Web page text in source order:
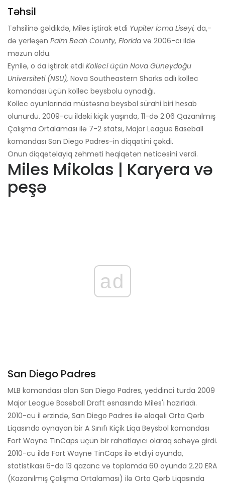
Təhsil
Təhsilinə gəldikdə, Miles iştirak etdi Yupiter İcma Liseyi, da,-
də yerləşən Palm Beah County, Florida və 2006-cı ildə
məzun oldu.
Eynilə, o da iştirak etdi Kolleci üçün Nova Güneydoğu
Universiteti (NSU), Nova Southeastern Sharks adlı kollec
komandası üçün kollec beysbolu oynadığı.
Kollec oyunlarında müstəsna beysbol sürahi biri hesab
olunurdu. 2009-cu ildəki kiçik yaşında, 11-də 2.06 Qazanılmış
Çalışma Ortalaması ilə 7-2 statsı, Major League Baseball
komandası San Diego Padres-in diqqətini çəkdi.
Onun diqqətəlayiq zəhməti həqiqətən nəticəsini verdi.
Miles Mikolas | Karyera və
peşə
ad
San Diego Padres
MLB komandası olan San Diego Padres, yeddinci turda 2009
Major League Baseball Draft əsnasında Miles'ı hazırladı.
2010-cu il ərzində, San Diego Padres ilə əlaqəli Orta Qərb
Liqasında oynayan bir A Sınıfı Kiçik Liqa Beysbol komandası
Fort Wayne TinCaps üçün bir rahatlayıcı olaraq sahəyə girdi.
2010-cu ildə Fort Wayne TinCaps ilə etdiyi oyunda,
statistikası 6-da 13 qazanc və toplamda 60 oyunda 2.20 ERA
(Kazanılmış Çalışma Ortalaması) ilə Orta Qərb Liqasında